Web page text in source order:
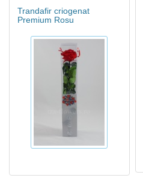
Trandafir criogenat
Premium Rosu